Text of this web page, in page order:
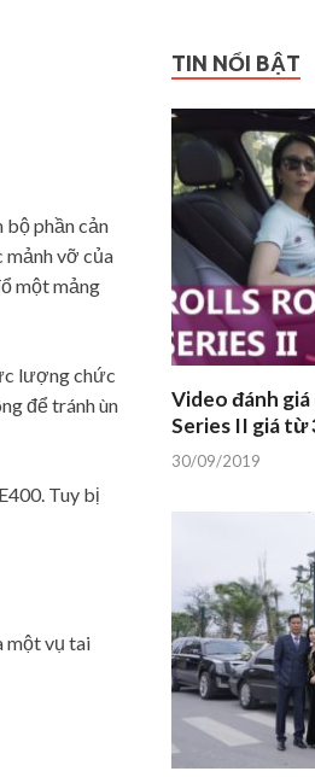
bộ phần cản
mảnh vỡ của
một mảng
lượng chức
để tránh ùn
Tuy bị
một vụ tai
TIN NỔI BẬT
Video đánh
Series II giá từ
30/09/2019